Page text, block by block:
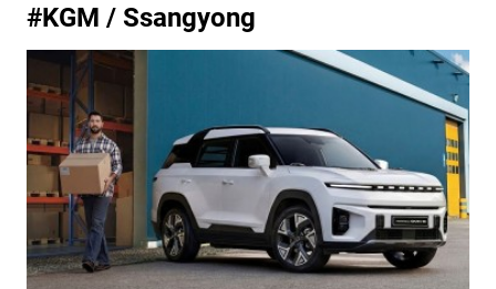
#KGM / Ssangyong